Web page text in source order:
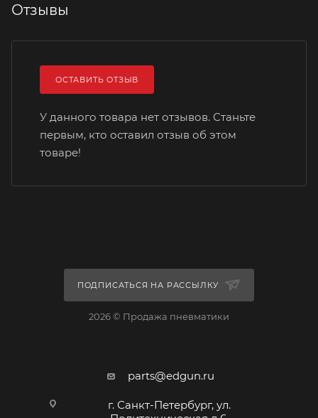
Отзывы
ОСТАВИТЬ ОТЗЫВ
У данного товара нет отзывов. Станьте
первым, кто оставил отзыв об этом
товаре!
ПОДПИСАТЬСЯ НА РАССЫЛКУ
2026 © Продажа пневматики
parts@edgun.ru
г. Санкт-Петербург, ул.